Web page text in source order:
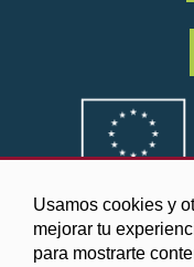
Usamos cookies y
mejorar tu
para mostrarte